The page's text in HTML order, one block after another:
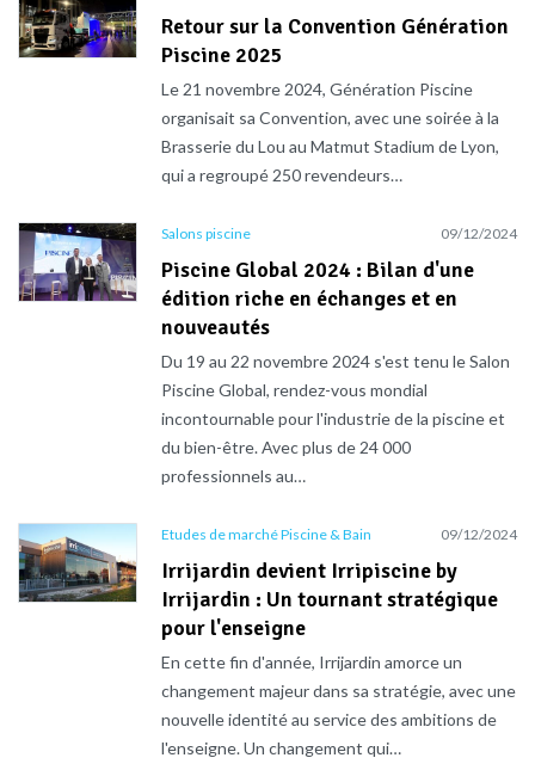
Retour sur la Convention Génération
Piscine 2025
Le 21 novembre 2024, Génération Piscine
organisait sa Convention, avec une soirée à la
Brasserie du Lou au Matmut Stadium de Lyon,
qui a regroupé 250 revendeurs…
Salons piscine 09/12/2024
Piscine Global 2024 : Bilan d'une
édition riche en échanges et en
nouveautés
Du 19 au 22 novembre 2024 s'est tenu le Salon
Piscine Global, rendez-vous mondial
incontournable pour l'industrie de la piscine et
du bien-être. Avec plus de 24 000
professionnels au…
Etudes de marché Piscine & Bain 09/12/2024
Irrijardin devient Irripiscine by
Irrijardin : Un tournant stratégique
pour l'enseigne
En cette fin d'année, Irrijardin amorce un
changement majeur dans sa stratégie, avec une
nouvelle identité au service des ambitions de
l'enseigne. Un changement qui…